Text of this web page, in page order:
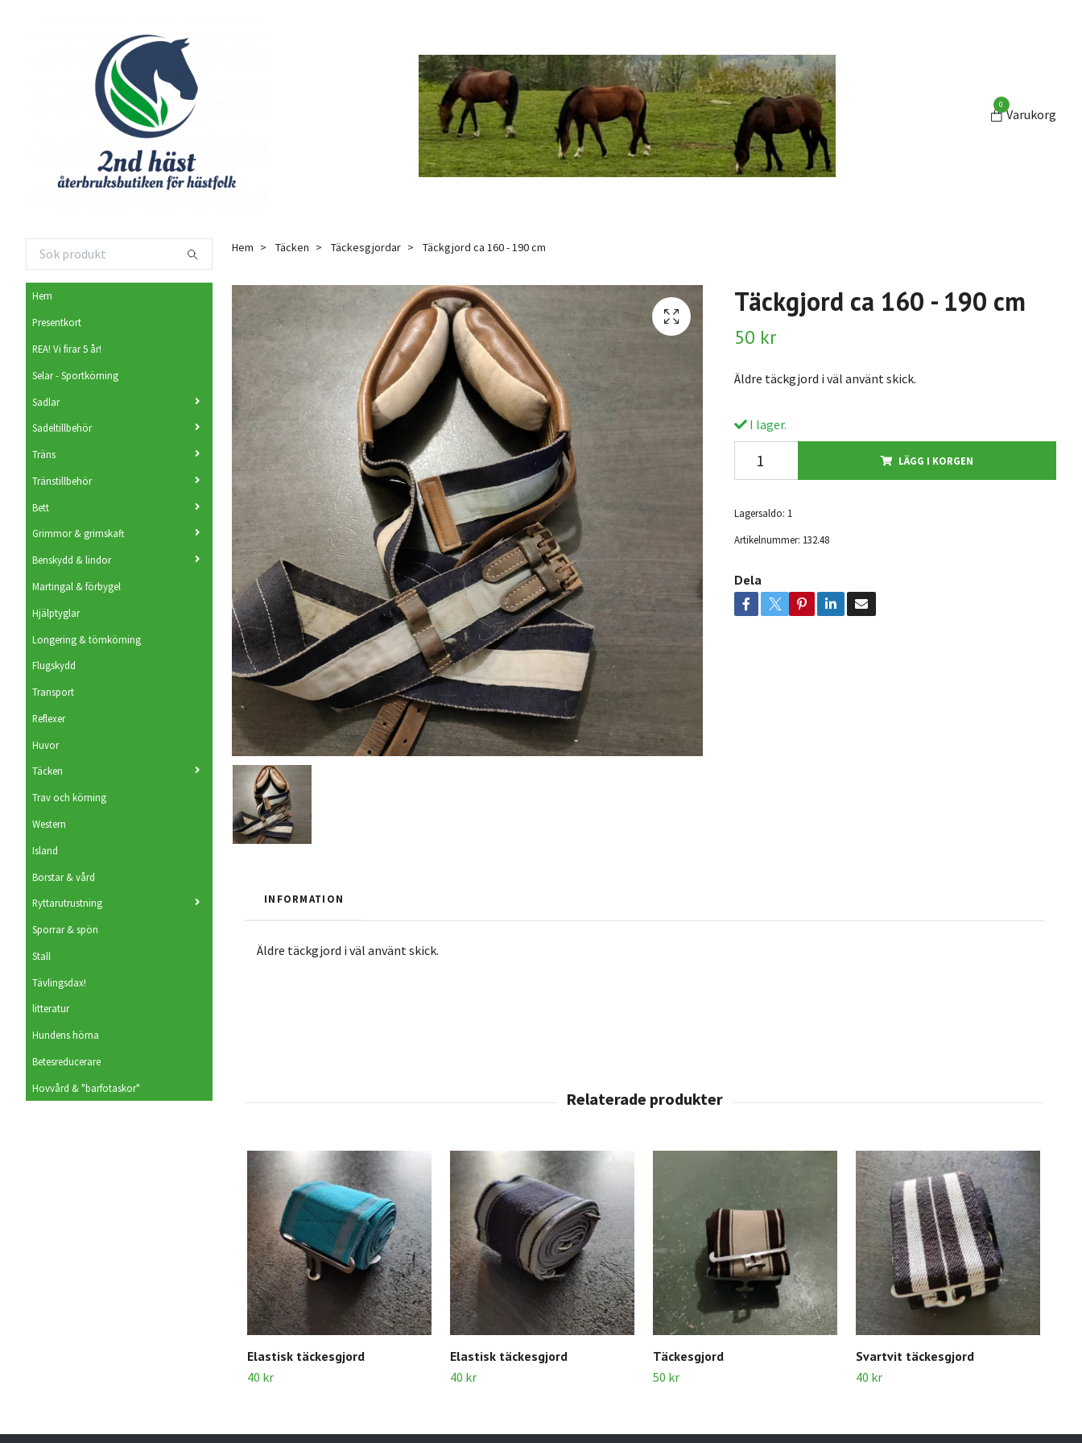
0
Varukorg
Hem
Presentkort
REA! Vi firar 5 år!
Selar - Sportkörning
Sadlar
Sadeltillbehör
Träns
Tränstillbehör
Bett
Grimmor & grimskaft
Benskydd & lindor
Martingal & förbygel
Hjälptyglar
Longering & tömkörning
Flugskydd
Transport
Reflexer
Huvor
Täcken
Trav och körning
Western
Island
Borstar & vård
Ryttarutrustning
Sporrar & spön
Stall
Tävlingsdax!
litteratur
Hundens hörna
Betesreducerare
Hovvård & "barfotaskor"
Hem Täcken Täckesgjordar Täckgjord ca 160 - 190 cm
Täckgjord ca 160 - 190 cm
50 kr
Äldre täckgjord i väl använt skick.
I lager.
LÄGG I KORGEN
Lagersaldo: 1
Artikelnummer: 132.48
Dela
INFORMATION
Äldre täckgjord i väl använt skick.
Elastisk täckesgjord
40 kr
Elastisk täckesgjord
40 kr
Täckesgjord
50 kr
Svartvit täckesgjord
40 kr